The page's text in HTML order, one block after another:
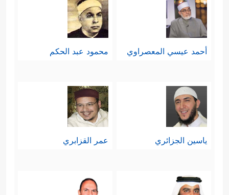
أحمد عيسي المعصراوي محمود عبد الحكم
ياسين الجزائري عمر القزابري